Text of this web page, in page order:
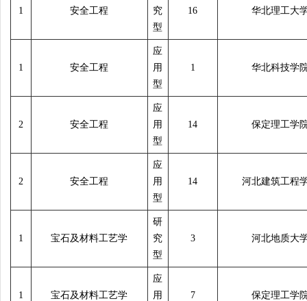
1 安全工程
究
型
16 华北理工大
1 安全工程
应
用
型
1 华北科技学
2 安全工程
应
用
型
14 保定理工学
2 安全工程
应
用
型
14 河北建筑工程
1 宝石及材料工艺学
研
究
型
3 河北地质大
1 宝石及材料工艺学
应
用
7 保定理工学